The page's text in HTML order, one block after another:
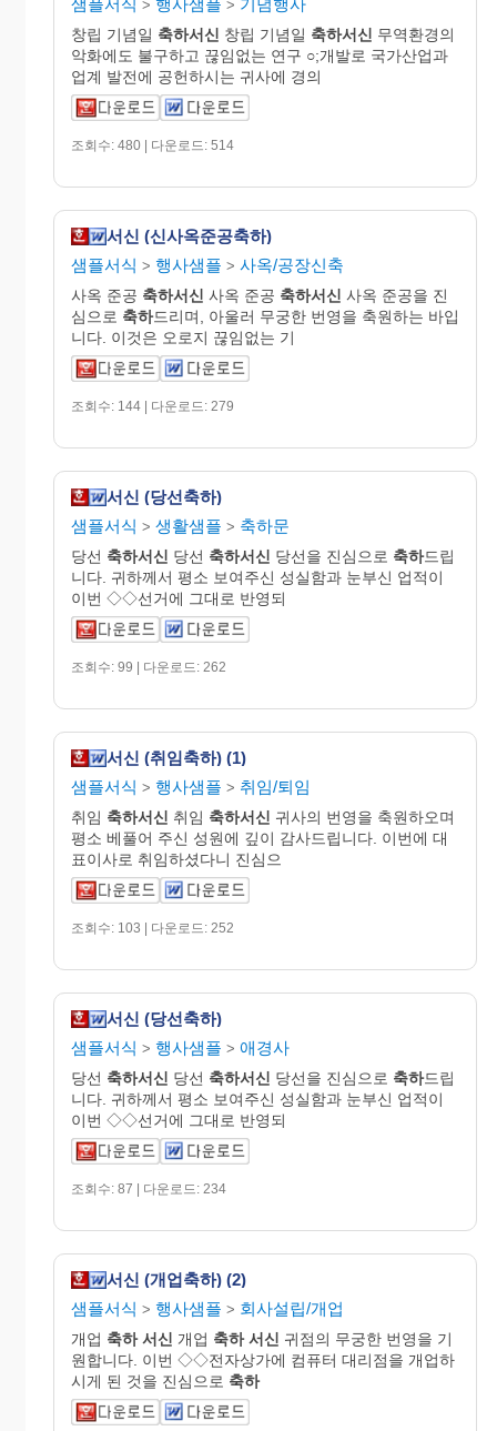
> >
창립 기념일 축하서신 창립 기념일 축하서신 무역환경의
악화에도 불구하고 끊임없는 연구 ○;개발로 국가산업과
업계 발전에 공헌하시는 귀사에 경의
조회수: 480 | 다운로드: 514
서신 (신사옥준공축하)
샘플서식 > 행사샘플 > 사옥/공장신축
사옥 준공 축하서신 사옥 준공 축하서신 사옥 준공을 진
심으로 축하드리며, 아울러 무궁한 번영을 축원하는 바입
니다. 이것은 오로지 끊임없는 기
조회수: 144 | 다운로드: 279
서신 (당선축하)
샘플서식 > 생활샘플 > 축하문
당선 축하서신 당선 축하서신 당선을 진심으로 축하드립
니다. 귀하께서 평소 보여주신 성실함과 눈부신 업적이
이번 ◇◇선거에 그대로 반영되
조회수: 99 | 다운로드: 262
서신 (취임축하) (1)
샘플서식 > 행사샘플 > 취임/퇴임
취임 축하서신 취임 축하서신 귀사의 번영을 축원하오며
평소 베풀어 주신 성원에 깊이 감사드립니다. 이번에 대
표이사로 취임하셨다니 진심으
조회수: 103 | 다운로드: 252
서신 (당선축하)
샘플서식 > 행사샘플 > 애경사
당선 축하서신 당선 축하서신 당선을 진심으로 축하드립
니다. 귀하께서 평소 보여주신 성실함과 눈부신 업적이
이번 ◇◇선거에 그대로 반영되
조회수: 87 | 다운로드: 234
서신 (개업축하) (2)
샘플서식 > 행사샘플 > 회사설립/개업
개업 축하 서신 개업 축하 서신 귀점의 무궁한 번영을 기
원합니다. 이번 ◇◇전자상가에 컴퓨터 대리점을 개업하
시게 된 것을 진심으로 축하